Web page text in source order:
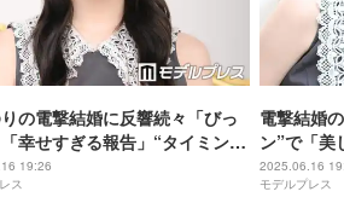
の電撃結婚に反響続々「びっ
幸せすぎる報告」“タイミン
注目集まる
19:26
ス
電撃結婚
ン”で「美
題に アイ
でも活躍
2025.06.16
モデルプレス